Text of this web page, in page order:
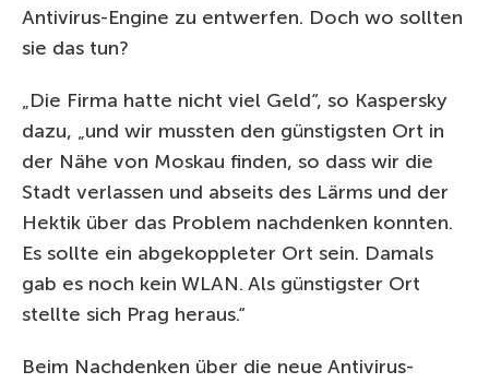
Antivirus-Engine zu entwerfen. Doch wo sollten
sie das tun?
„Die Firma hatte nicht viel Geld“, so Kaspersky
dazu, „und wir mussten den günstigsten Ort in
der Nähe von Moskau finden, so dass wir die
Stadt verlassen und abseits des Lärms und der
Hektik über das Problem nachdenken konnten.
Es sollte ein abgekoppleter Ort sein. Damals
gab es noch kein WLAN. Als günstigster Ort
stellte sich Prag heraus.“
Beim Nachdenken über die neue Antivirus-